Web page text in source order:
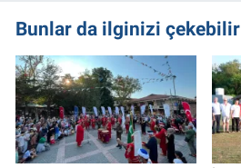
Bunlar da ilginizi çekebilir